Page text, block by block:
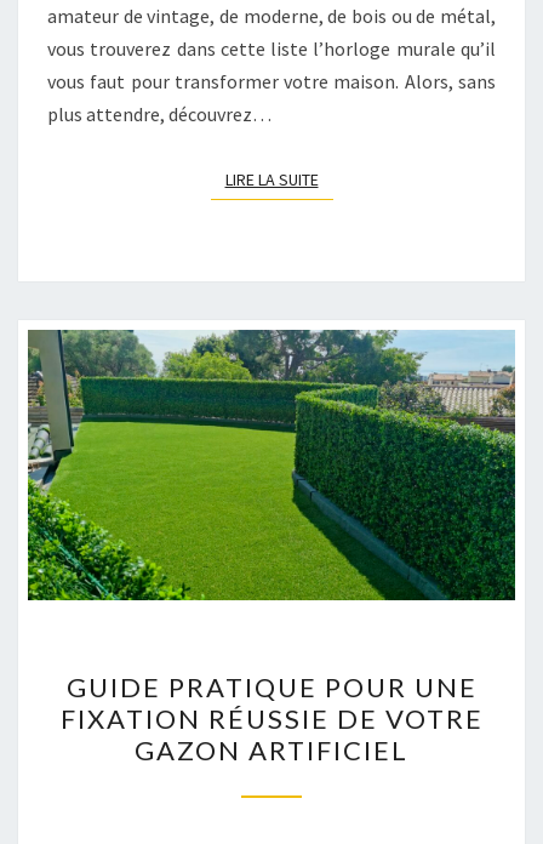
amateur de vintage, de moderne, de bois ou de métal,
vous trouverez dans cette liste l’horloge murale qu’il
vous faut pour transformer votre maison. Alors, sans
plus attendre, découvrez…
LIRE LA SUITELIRE LA SUITE
PRATIQUE
POUR
UNE
FIXATION
GUIDE PRATIQUE POUR UNE
FIXATION RÉUSSIE DE VOTRE
GAZON ARTIFICIEL